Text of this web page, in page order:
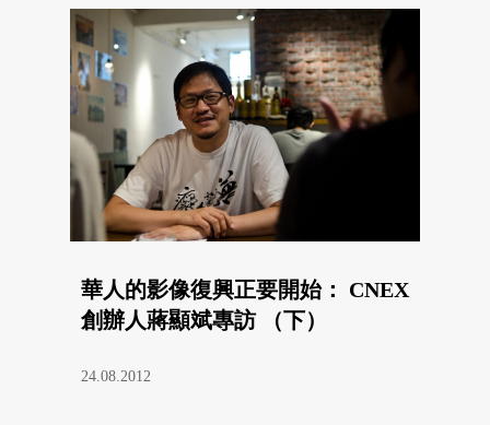
華人的影像復興正要開始： CNEX
創辦人蔣顯斌專訪 （下）
24.08.2012